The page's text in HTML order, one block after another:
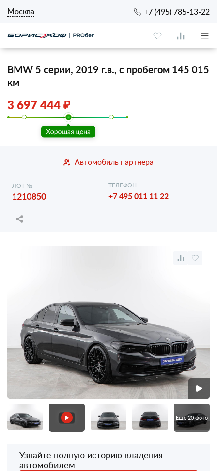
Москва +7 (495) 785-13-22
BMW 5 серии, 2019 г.в., с пробегом 145 015
км
3 697 444 ₽
Автомобиль партнера
ЛОТ №
1210850
ТЕЛЕФОН:
+7 495 011 11 22
Еще 20 фото
Узнайте полную историю владения
автомобилем